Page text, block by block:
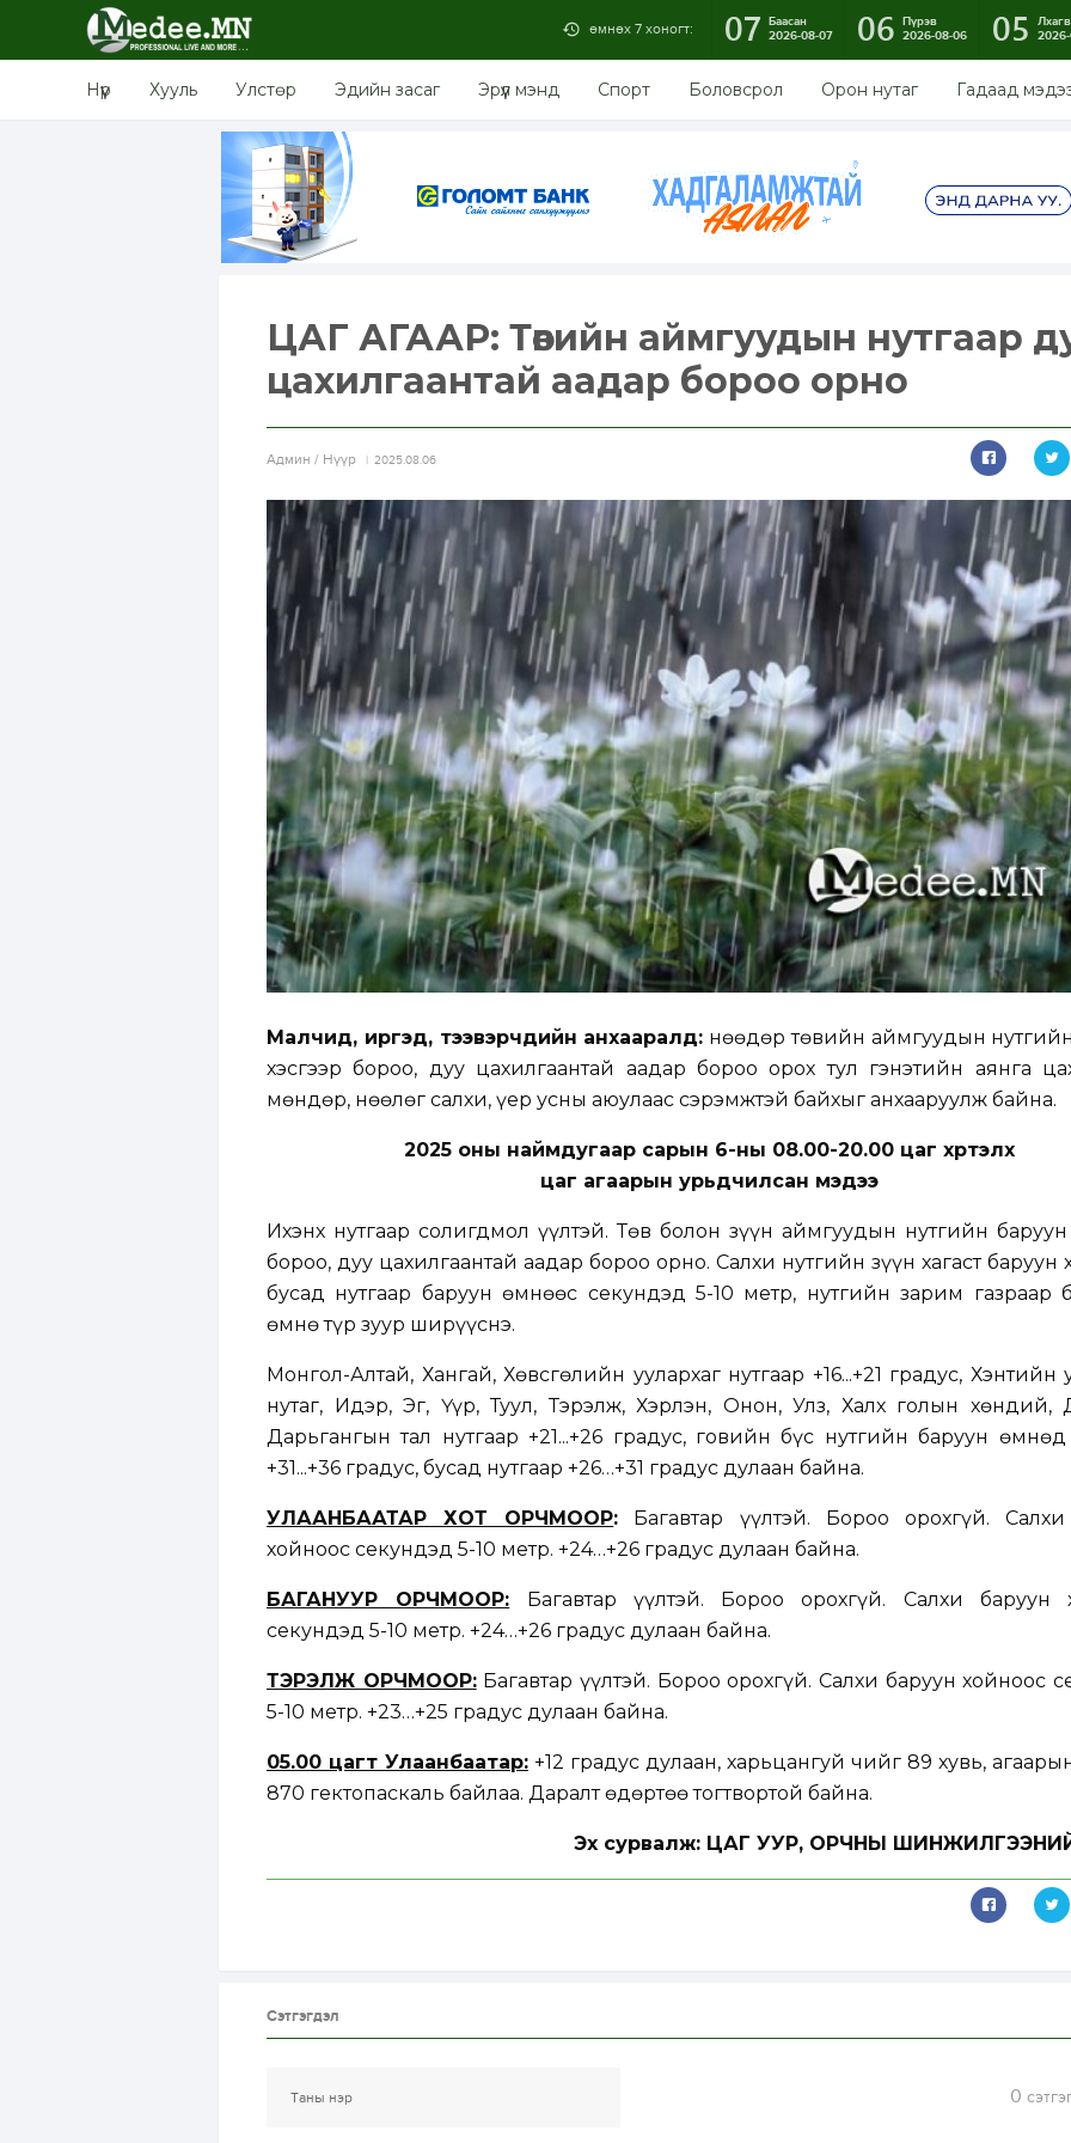
өмнөх 7 хоногт: 07 Баасан
2026-08-07
06 Пүрэв
2026-08-06
05
Нүүр Хууль Улстөр Эдийн засаг Эрүүл мэнд Спорт Боловсрол Орон нутаг Гадаад
ЦАГ АГААР: Төвийн аймгуудын нутгаар
цахилгаантай аадар бороо орно
Aдмин / Нүүр 2025.08.06
Малчид, иргэд, тээвэрчдийн анхааралд: Өнөөдөр төвийн аймгуудын
хэсгээр бороо, дуу цахилгаантай аадар бороо орох тул гэнэтийн аянга
мөндөр, нөөлөг салхи, үер усны аюулаас сэрэмжтэй байхыг анхааруулж байна.
2025 оны наймдугаар сарын 6-ны 08.00-20.00 цаг хүртэлх
цаг агаарын урьдчилсан мэдээ
Ихэнх нутгаар солигдмол үүлтэй. Төв болон зүүн аймгуудын нутгийн баруун
бороо, дуу цахилгаантай аадар бороо орно. Салхи нутгийн зүүн хагаст баруун
бусад нутгаар баруун өмнөөс секундэд 5-10 метр, нутгийн зарим газраар
өмнө түр зуур ширүүснэ.
Монгол-Алтай, Хангай, Хөвсгөлийн уулархаг нутгаар +16...+21 градус, Хэнтийн
нутаг, Идэр, Эг, Үүр, Туул, Тэрэлж, Хэрлэн, Онон, Улз, Халх голын хөндий,
Дарьгангын тал нутгаар +21...+26 градус, говийн бүс нутгийн баруун өмнөд
+31...+36 градус, бусад нутгаар +26…+31 градус дулаан байна.
УЛААНБААТАР ХОТ ОРЧМООР: Багавтар үүлтэй. Бороо орохгүй. Салхи
хойноос секундэд 5-10 метр. +24…+26 градус дулаан байна.
БАГАНУУР ОРЧМООР: Багавтар үүлтэй. Бороо орохгүй. Салхи баруун
секундэд 5-10 метр. +24…+26 градус дулаан байна.
ТЭРЭЛЖ ОРЧМООР:Багавтар үүлтэй. Бороо орохгүй. Салхи баруун хойноос
5-10 метр. +23…+25 градус дулаан байна.
05.00 цагт Улаанбаатар: +12 градус дулаан, харьцангуй чийг 89 хувь,
870 гектопаскаль байлаа. Даралт өдөртөө тогтвортой байна.
Эх сурвалж: ЦАГ УУР, ОРЧНЫ
Сэтгэгдэл
0